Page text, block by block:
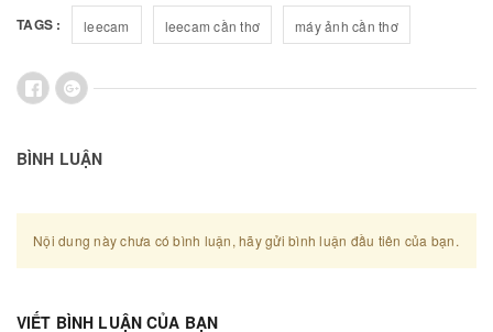
TAGS : leecam leecam cần thơ máy ảnh cần thơ
BÌNH LUẬN
Nội dung này chưa có bình luận, hãy gửi bình luận đầu tiên của bạn.
VIẾT BÌNH LUẬN CỦA BẠN